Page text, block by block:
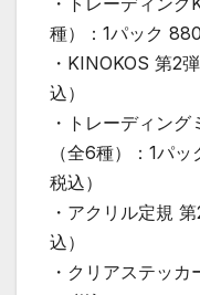
種）：1パック
・KINOKOS 第2
込）
・トレーディン
（全6種）：1パ
税込）
・アクリル定規
込）
・クリアステッ